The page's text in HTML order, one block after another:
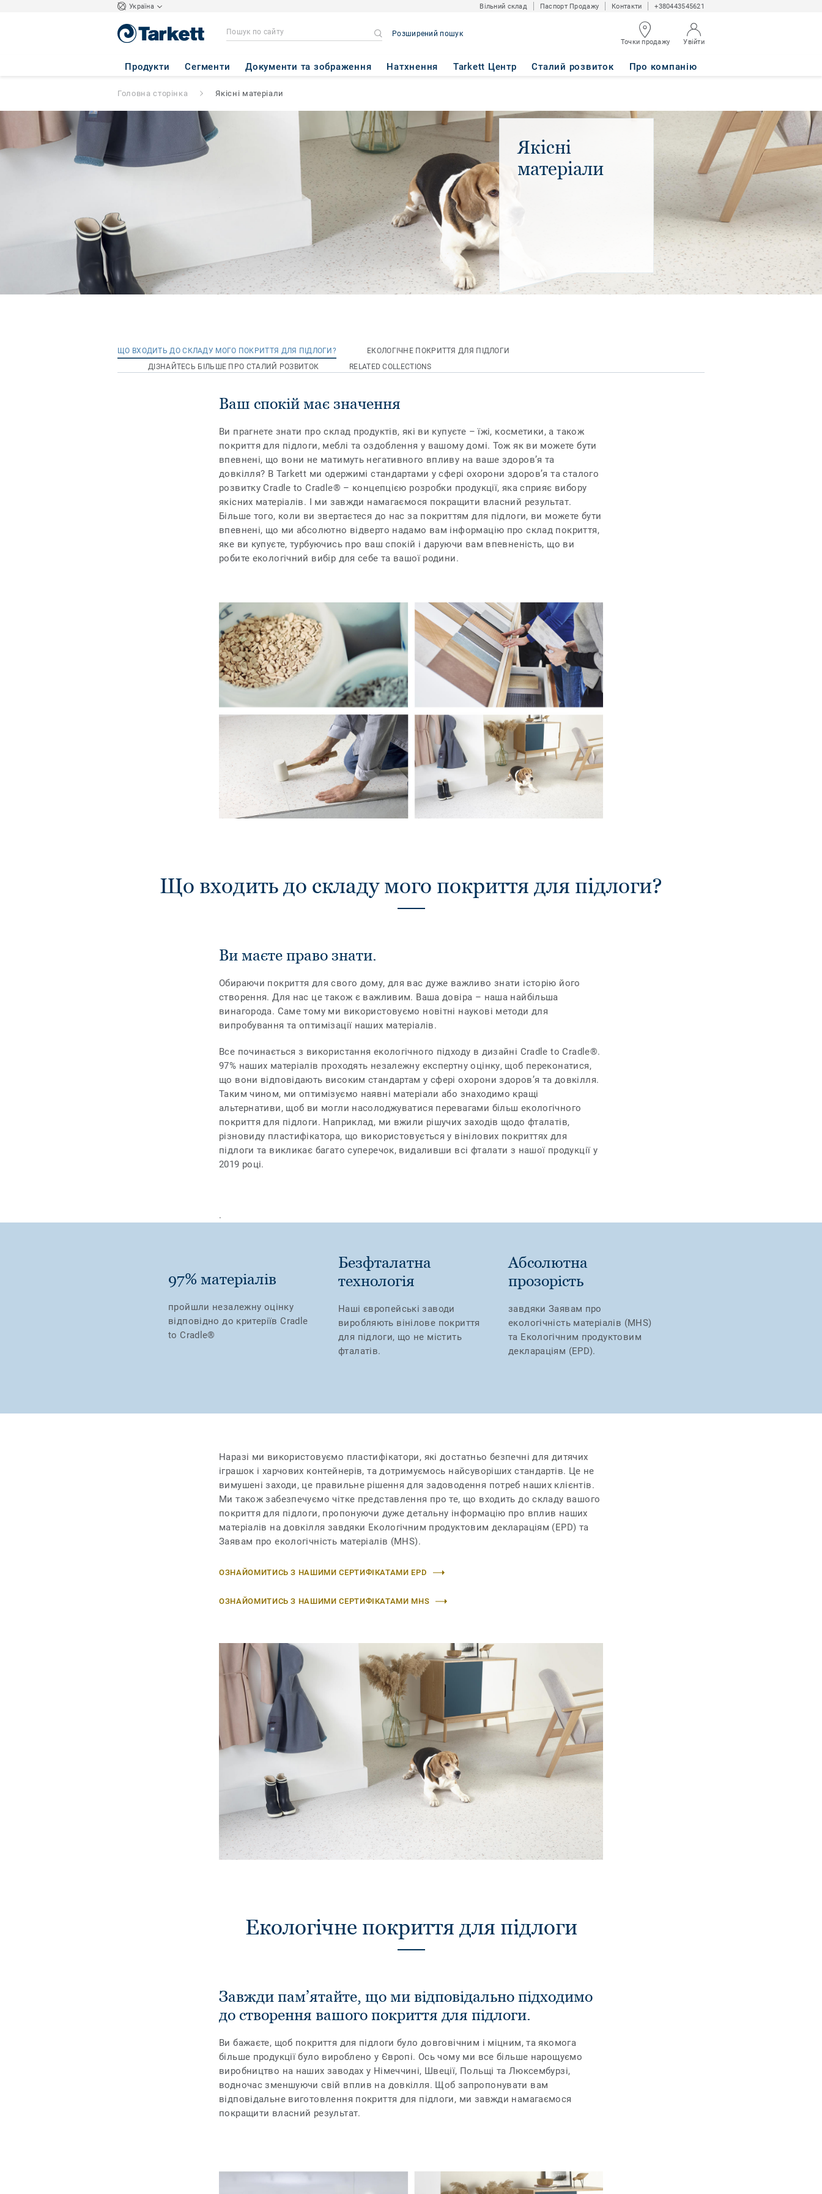
Україна Вільний склад Паспорт Продажу Контакти +380443545621
Розширений пошук
Точки продажу Увійти
Продукти Сегменти Документи та зображення Натхнення Tarkett Центр Сталий розвиток Про компанію
Головна сторінка Якісні матеріали
Якісні
матеріали
ЩО ВХОДИТЬ ДО СКЛАДУ МОГО ПОКРИТТЯ ДЛЯ ПІДЛОГИ?
ЕКОЛОГІЧНЕ ПОКРИТТЯ ДЛЯ ПІДЛОГИ
ДІЗНАЙТЕСЬ БІЛЬШЕ ПРО СТАЛИЙ РОЗВИТОК
RELATED COLLECTIONS
Ваш спокій має значення
Ви прагнете знати про склад продуктів, які ви купуєте – їжі, косметики, а також
покриття для підлоги, меблі та оздоблення у вашому домі. Тож як ви можете бути
впевнені, що вони не матимуть негативного впливу на ваше здоров’я та
довкілля? В Tarkett ми одержимі стандартами у сфері охорони здоров’я та сталого
розвитку Cradle to Cradle® – концепцією розробки продукції, яка сприяє вибору
якісних матеріалів. І ми завжди намагаємося покращити власний результат.
Більше того, коли ви звертаєтеся до нас за покриттям для підлоги, ви можете бути
впевнені, що ми абсолютно відверто надамо вам інформацію про склад покриття,
яке ви купуєте, турбуючись про ваш спокій і даруючи вам впевненість, що ви
робите екологічний вибір для себе та вашої родини.
Що входить до складу мого покриття для підлоги?
Ви маєте право знати.
Обираючи покриття для свого дому, для вас дуже важливо знати історію його
створення. Для нас це також є важливим. Ваша довіра – наша найбільша
винагорода. Саме тому ми використовуємо новітні наукові методи для
випробування та оптимізації наших матеріалів.
Все починається з використання екологічного підходу в дизайні Cradle to Cradle®.
97% наших матеріалів проходять незалежну експертну оцінку, щоб переконатися,
що вони відповідають високим стандартам у сфері охорони здоров’я та довкілля.
Таким чином, ми оптимізуємо наявні матеріали або знаходимо кращі
альтернативи, щоб ви могли насолоджуватися перевагами більш екологічного
покриття для підлоги. Наприклад, ми вжили рішучих заходів щодо фталатів,
різновиду пластифікатора, що використовується у вінілових покриттях для
підлоги та викликає багато суперечок, видаливши всі фталати з нашої продукції у
2019 році.
.
97% матеріалів
пройшли незалежну оцінку
відповідно до критеріїв Cradle
to Cradle®
Безфталатна
технологія
Наші європейські заводи
виробляють вінілове покриття
для підлоги, що не містить
фталатів.
Абсолютна
прозорість
завдяки Заявам про
екологічність матеріалів (MHS)
та Екологічним продуктовим
деклараціям (EPD).
Наразі ми використовуємо пластифікатори, які достатньо безпечні для дитячих
іграшок і харчових контейнерів, та дотримуємось найсуворіших стандартів. Це не
вимушені заходи, це правильне рішення для задоводення потреб наших клієнтів.
Ми також забезпечуємо чітке представлення про те, що входить до складу вашого
покриття для підлоги, пропонуючи дуже детальну інформацію про вплив наших
матеріалів на довкілля завдяки Екологічним продуктовим деклараціям (EPD) та
Заявам про екологічність матеріалів (MHS).
ОЗНАЙОМИТИСЬ З НАШИМИ СЕРТИФІКАТАМИ EPD
ОЗНАЙОМИТИСЬ З НАШИМИ СЕРТИФІКАТАМИ MHS
Екологічне покриття для підлоги
Завжди пам’ятайте, що ми відповідально підходимо
до створення вашого покриття для підлоги.
Ви бажаєте, щоб покриття для підлоги було довговічним і міцним, та якомога
більше продукції було вироблено у Європі. Ось чому ми все більше нарощуємо
виробництво на наших заводах у Німеччині, Швеції, Польщі та Люксембурзі,
водночас зменшуючи свій вплив на довкілля. Щоб запропонувати вам
відповідальне виготовлення покриття для підлоги, ми завжди намагаємося
покращити власний результат.